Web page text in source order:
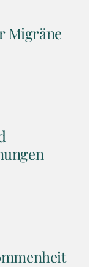
Migräne